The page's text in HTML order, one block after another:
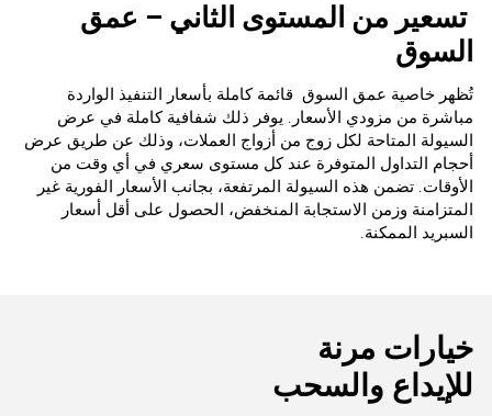
‎‏ تسعير من ‏‏‏المستوى الثاني – عمق
السوق‎
‎تُظهر خاصية عمق السوق ‏‎‏ قائمة ‏‏كاملة بأسعار التنفيذ ‏الواردة
مباشرة من مزودي ‏‏الأسعار. يوفر ذلك‏ شفافية ‏‏‏كاملة في عرض
السيولة المتاحة لكل زوج من ‏‏أزواج ‏العملات، وذلك عن طريق عرض
أحجام ‏‏التداول ‏المتوفرة عند كل مستوى سعري في أي ‏‏وقت من
‏الأوقات. تضمن هذه السيولة المرتفعة، ‏‏بجانب الأسعار ‏الفورية غير
المتزامنة وزمن ‏‏الاستجابة المنخفض، ‏الحصول على أقل أسعار
‏‏السبريد الممكنة‎.
‎خيارات مرنة
للإيداع والسحب‎